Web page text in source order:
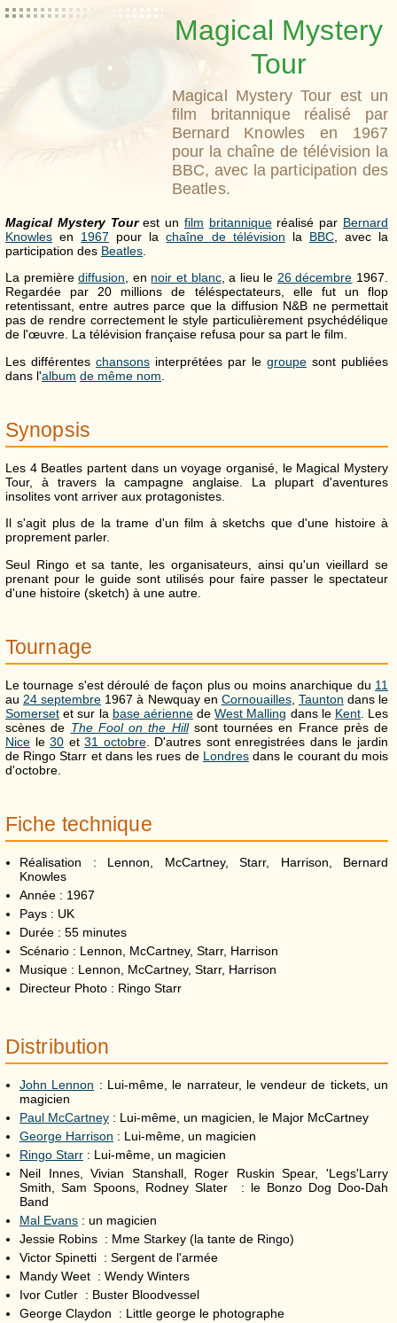
Magical Mystery
Tour
Magical Mystery Tour est un
film britannique réalisé par
Bernard Knowles en 1967
pour la chaîne de télévision la
BBC, avec la participation des
Beatles.
Magical Mystery Tourest un film britanniqueréalisé par Bernard
Knowles en 1967 pour lachaîne de télévision la BBC, avec la
participation des Beatles
La premièrediffusion, en noir et blanc, a lieu le 26 décembre 1967.
Regardée par 20 millions de téléspectateurs, elle fut un flop
retentissant, entre autres parce que la diffusion N&B ne permettait
pas de rendre correctement le style particulièrement psychédélique
de l'œuvre. La télévision française refusa pour sa part le film.
Les différentes chansons interprétées par le groupe sont publiées
dans l'album de même nom
Synopsis
Les 4 Beatles partent dans un voyage organisé, le Magical Mystery
Tour, à travers la campagne anglaise. La plupart d'aventures
insolites vont arriver aux protagonistes.
Il s'agit plus de la trame d'un film à sketchs que d'une histoire à
proprement parler.
Seul Ringo et sa tante, les organisateurs, ainsi qu'un vieillard se
prenant pour le guide sont utilisés pour faire passer le spectateur
d'une histoire (sketch) à une autre.
Tournage
Le tournage s'est déroulé de façon plus ou moins anarchique du 11
au 24 septembre 1967 à Newquay en Cornouailles, Taunton dans le
Somerset et sur la base aériennedeWest Malling dans le Kent. Les
scènes de The Fool on the Hillsont tournées en France près de
Nice le30 et31 octobre. D'autres sont enregistrées dans le jardin
de Ringo Starr et dans les rues de Londresdans le courant du mois
d'octobre.
Fiche technique
Réalisation : Lennon, McCartney, Starr, Harrison, Bernard
Knowles
Année : 1967
Pays : UK
Durée : 55 minutes
Scénario : Lennon, McCartney, Starr, Harrison
Musique : Lennon, McCartney, Starr, Harrison
Directeur Photo : Ringo Starr
Distribution
John Lennon : Lui-même, le narrateur, le vendeur de tickets, un
magicien
Paul McCartney : Lui-même, un magicien, le Major McCartney
George Harrison : Lui-même, un magicien
Ringo Starr : Lui-même, un magicien
Neil Innes, Vivian Stanshall, Roger Ruskin Spear, 'Legs'Larry
Smith, Sam Spoons, Rodney Slater : le Bonzo Dog Doo-Dah
Band
Mal Evans : un magicien
Jessie Robins : Mme Starkey (la tante de Ringo)
Victor Spinetti : Sergent de l'armée
Mandy Weet : Wendy Winters
Ivor Cutler : Buster Bloodvessel
George Claydon : Little george le photographe